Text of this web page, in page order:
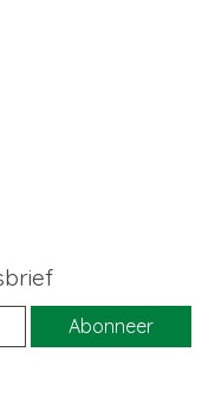
Abonneer